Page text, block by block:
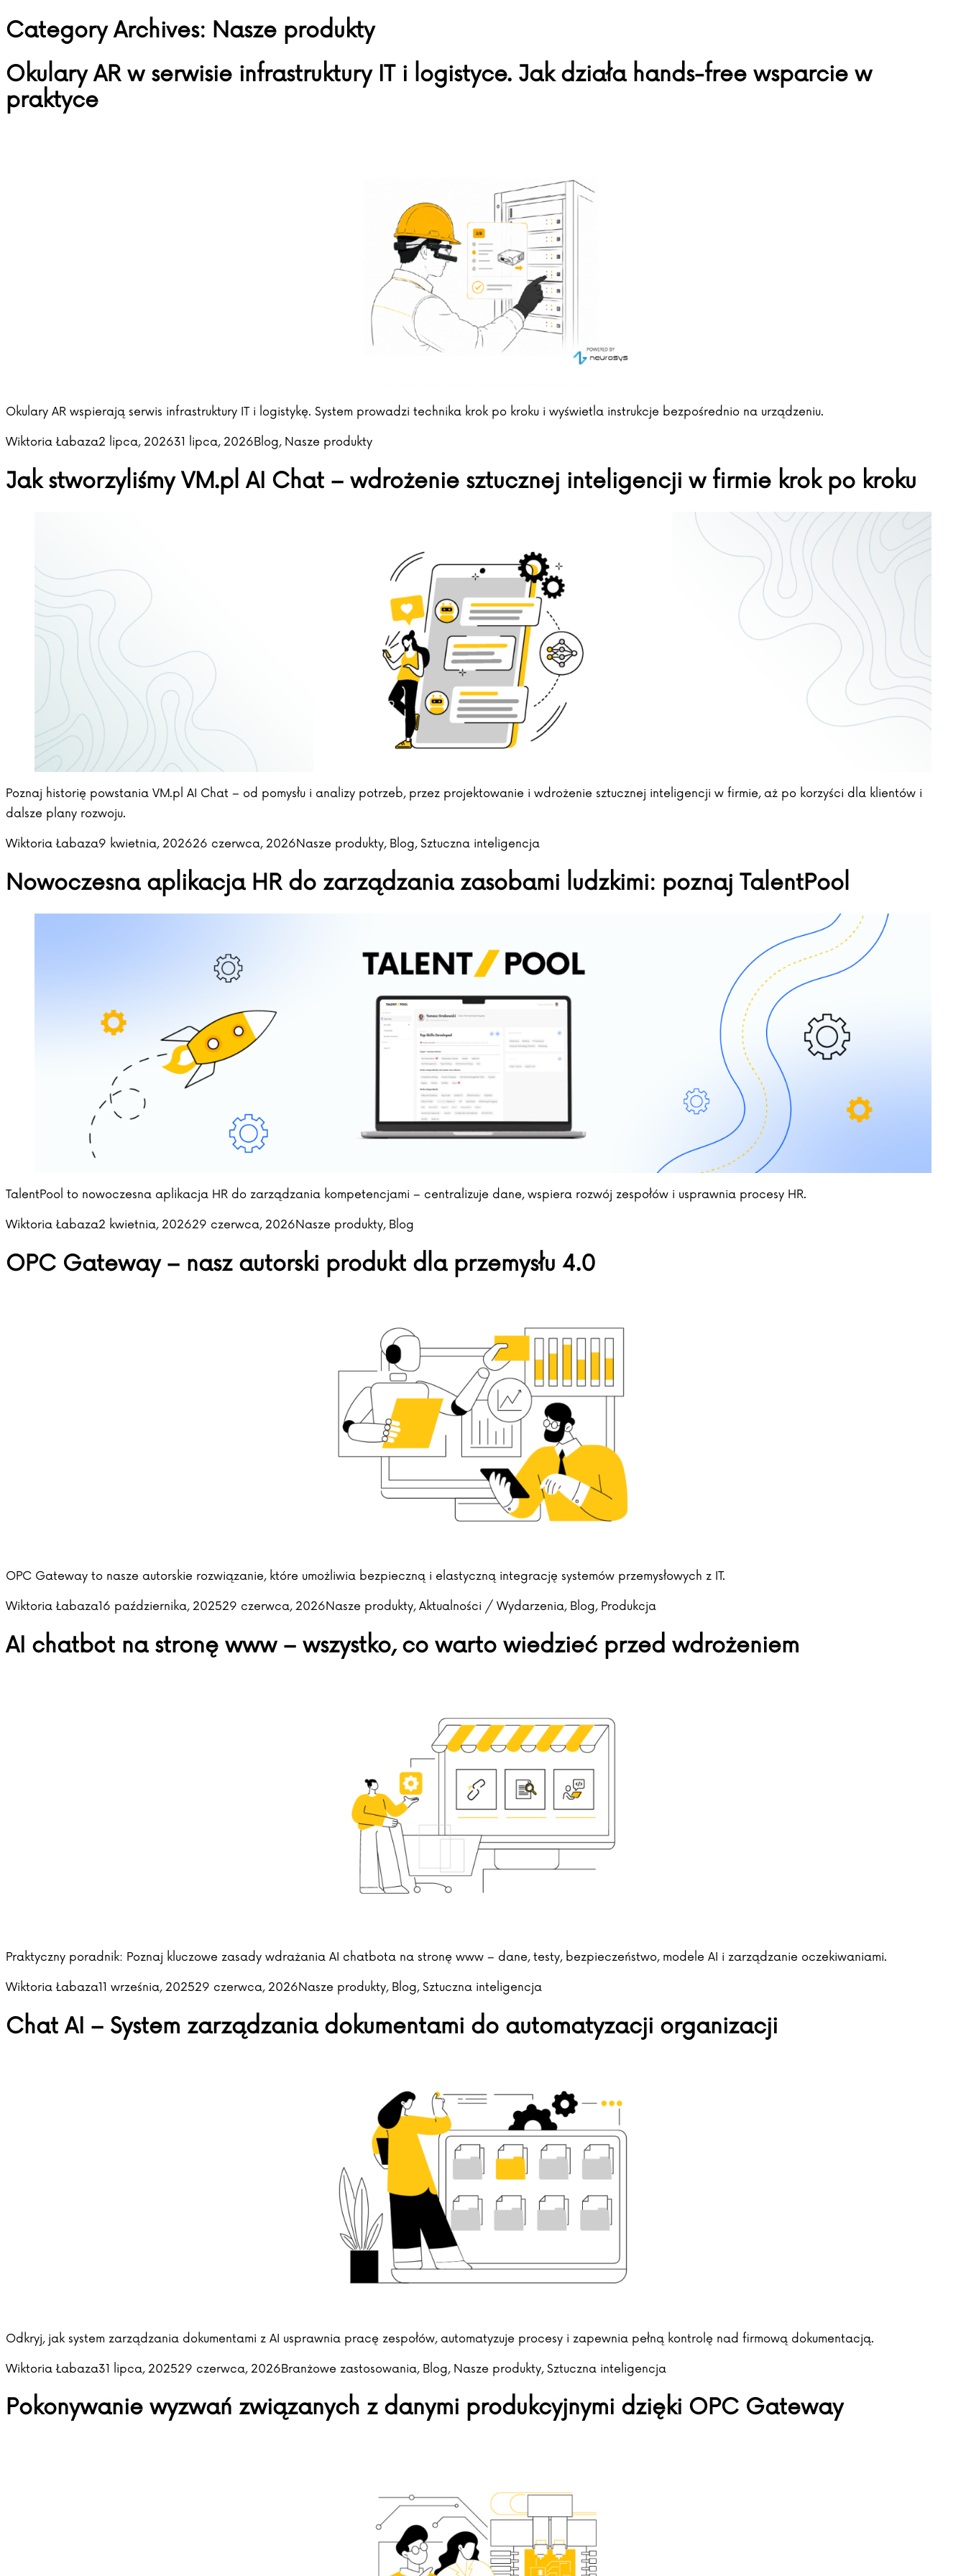
Skip to content
Category Archives: Nasze produkty
Okulary AR w serwisie infrastruktury IT i logistyce. Jak działa hands-free wsparcie w
praktyce
Okulary AR wspierają serwis infrastruktury IT i logistykę. System prowadzi technika krok po kroku i wyświetla instrukcje bezpośrednio na urządzeniu.
Posted by
Wiktoria Łabaza2 lipca, 202631 lipca, 2026Posted in
Blog, Nasze produkty
Jak stworzyliśmy VM.pl AI Chat – wdrożenie sztucznej inteligencji w firmie krok po kroku
Poznaj historię powstania VM.pl AI Chat – od pomysłu i analizy potrzeb, przez projektowanie i wdrożenie sztucznej inteligencji w firmie, aż po korzyści dla klientów i
dalsze plany rozwoju.
Posted by
Wiktoria Łabaza9 kwietnia, 202626 czerwca, 2026Posted in
Nasze produkty, Blog, Sztuczna inteligencja
Nowoczesna aplikacja HR do zarządzania zasobami ludzkimi: poznaj TalentPool
TalentPool to nowoczesna aplikacja HR do zarządzania kompetencjami – centralizuje dane, wspiera rozwój zespołów i usprawnia procesy HR.
Posted by
Wiktoria Łabaza2 kwietnia, 202629 czerwca, 2026Posted in
Nasze produkty, Blog
OPC Gateway – nasz autorski produkt dla przemysłu 4.0
OPC Gateway to nasze autorskie rozwiązanie, które umożliwia bezpieczną i elastyczną integrację systemów przemysłowych z IT.
Posted by
Wiktoria Łabaza16 października, 202529 czerwca, 2026Posted in
Nasze produkty, Aktualności / Wydarzenia, Blog, Produkcja
AI chatbot na stronę www – wszystko, co warto wiedzieć przed wdrożeniem
Praktyczny poradnik: Poznaj kluczowe zasady wdrażania AI chatbota na stronę www – dane, testy, bezpieczeństwo, modele AI i zarządzanie oczekiwaniami.
Posted by
Wiktoria Łabaza11 września, 202529 czerwca, 2026Posted in
Nasze produkty, Blog, Sztuczna inteligencja
Chat AI – System zarządzania dokumentami do automatyzacji organizacji
Odkryj, jak system zarządzania dokumentami z AI usprawnia pracę zespołów, automatyzuje procesy i zapewnia pełną kontrolę nad firmową dokumentacją.
Posted by
Wiktoria Łabaza31 lipca, 202529 czerwca, 2026Posted in
Branżowe zastosowania, Blog, Nasze produkty, Sztuczna inteligencja
Pokonywanie wyzwań związanych z danymi produkcyjnymi dzięki OPC Gateway